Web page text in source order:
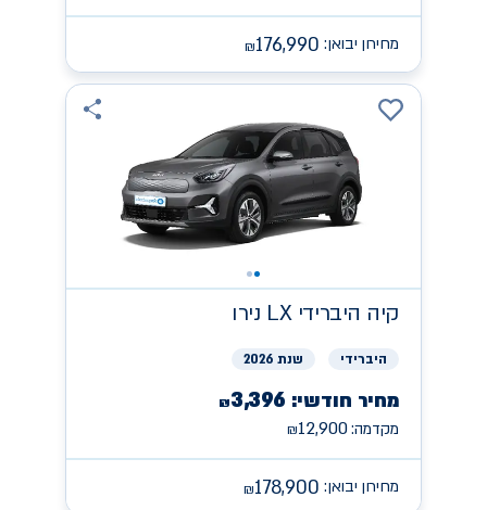
מחירון יבואן: ₪176,990
קיה היברידי LX נירו
היברידי שנת 2026
מחיר חודשי: ₪3,396
מקדמה: ₪12,900
מחירון יבואן: ₪178,900